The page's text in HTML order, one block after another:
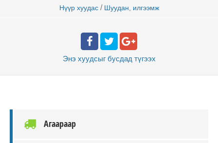
Нүүр хуудас / Шуудан, илгээмж
Энэ хуудсыг бусдад түгээх
Агаараар